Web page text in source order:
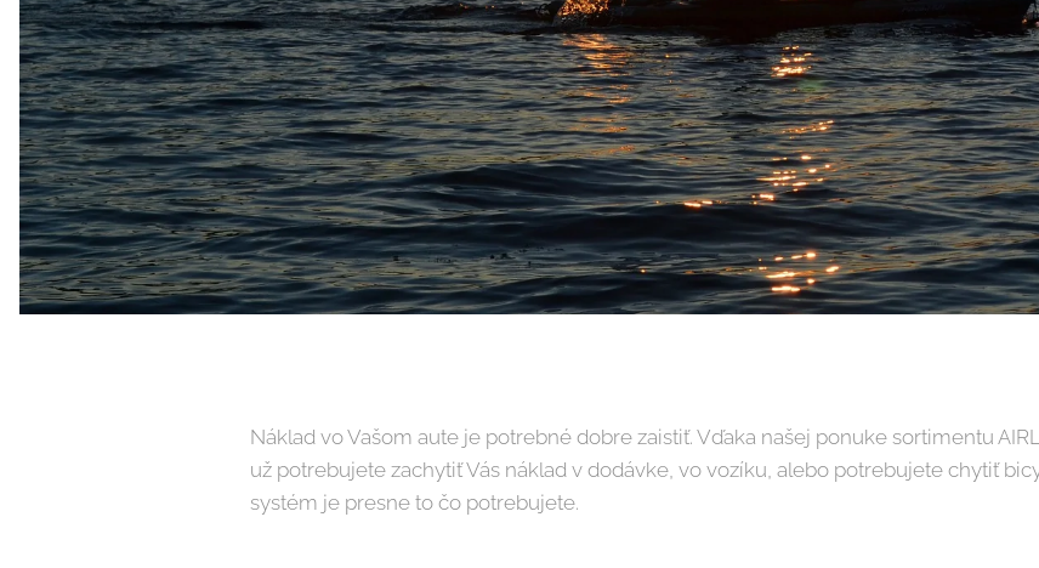
Náklad vo Vašom aute je potrebné dobre zaistiť. Vďaka našej ponuke sortimentu
už potrebujete zachytiť Vás náklad v dodávke, vo vozíku, alebo potrebujete chytiť
systém je presne to čo potrebujete.